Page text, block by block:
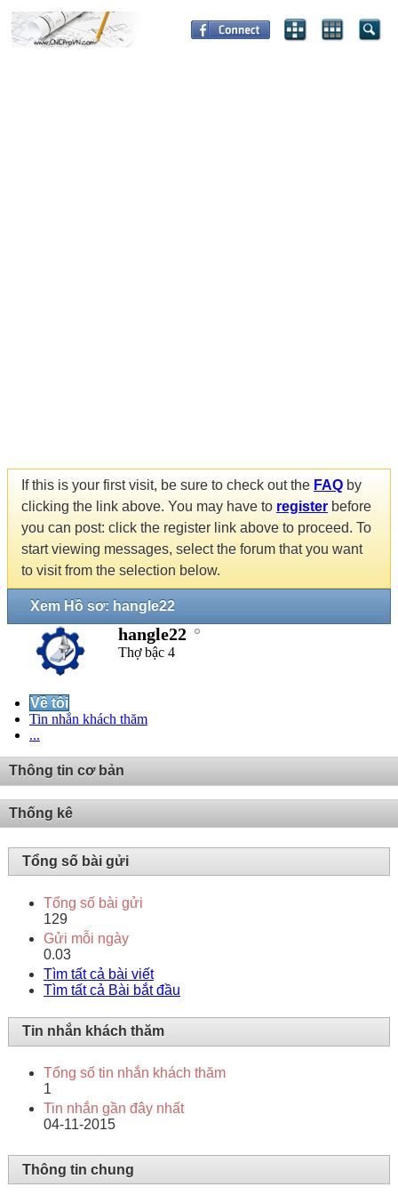
If this is your first visit, be sure to check out the FAQ by
clicking the link above. You may have to register before
you can post: click the register link above to proceed. To
start viewing messages, select the forum that you want
to visit from the selection below.
Xem Hồ sơ: hangle22
hangle22
Thợ bậc 4
Về tôi
Tin nhắn khách thăm
...
Thông tin cơ bản
Thống kê
Tổng số bài gửi
Tổng số bài gửi
129
Gửi mỗi ngày
0.03
Tìm tất cả bài viết
Tìm tất cả Bài bắt đầu
Tin nhắn khách thăm
Tổng số tin nhắn khách thăm
1
Tin nhắn gần đây nhất
04-11-2015
Thông tin chung